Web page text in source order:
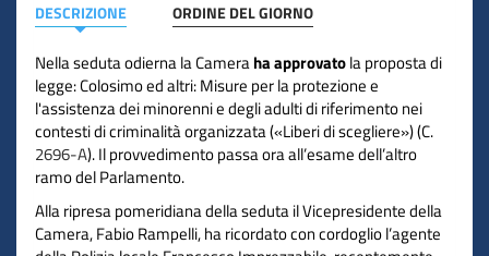
DESCRIZIONE ORDINE DEL GIORNO
Nella seduta odierna la Cameraha approvatola proposta di
legge: Colosimo ed altri: Misure per la protezione e
l'assistenza dei minorenni e degli adulti di riferimento nei
contesti di criminalità organizzata («Liberi di scegliere») (C.
2696-A). Il provvedimento passa ora all’esame dell’altro
ramo del Parlamento.
Alla ripresa pomeridiana della seduta il Vicepresidente della
Camera, Fabio Rampelli, ha ricordato con cordoglio l’agente